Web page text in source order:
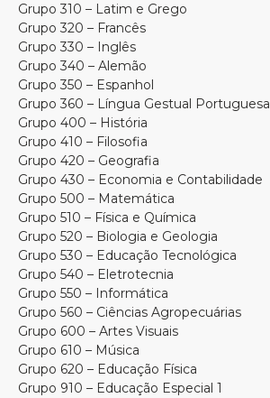
Grupo 310 – Latim e Grego
Grupo 320 – Francês
Grupo 330 – Inglês
Grupo 340 – Alemão
Grupo 350 – Espanhol
Grupo 360 – Língua Gestual Portuguesa
Grupo 400 – História
Grupo 410 – Filosofia
Grupo 420 – Geografia
Grupo 430 – Economia e Contabilidade
Grupo 500 – Matemática
Grupo 510 – Física e Química
Grupo 520 – Biologia e Geologia
Grupo 530 – Educação Tecnológica
Grupo 540 – Eletrotecnia
Grupo 550 – Informática
Grupo 560 – Ciências Agropecuárias
Grupo 600 – Artes Visuais
Grupo 610 – Música
Grupo 620 – Educação Física
Grupo 910 – Educação Especial 1